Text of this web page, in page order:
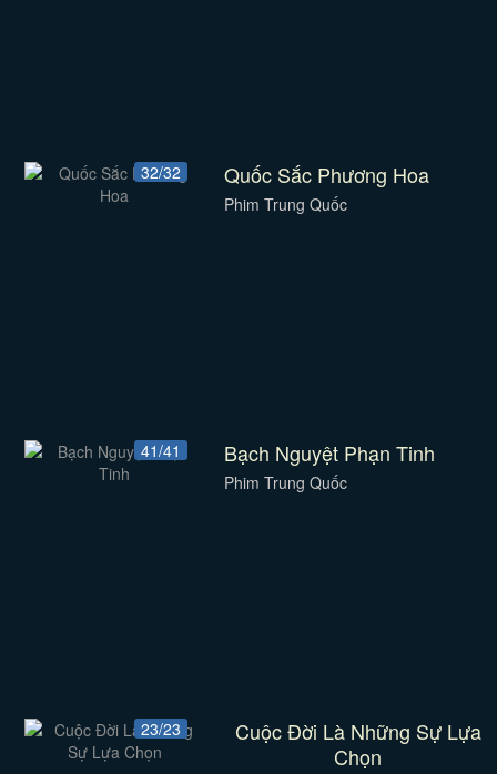
32/32 Quốc Sắc Phương Hoa
Phim Trung Quốc
41/41 Bạch Nguyệt Phạn Tinh
Phim Trung Quốc
23/23
Cuộc Đời Là Những Sự Lựa
Chọn